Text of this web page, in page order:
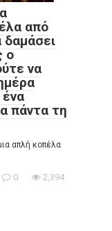
από
δαμάσει
ο
να
πάντα τη
απλή κοπέλα
0 2,394